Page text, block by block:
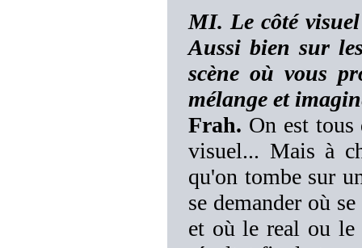
MI. Le côté
Aussi bien sur
scène où vous
mélange et
Frah. On est tous
visuel... Mais à
qu'on tombe sur
se demander où
et où le real ou le